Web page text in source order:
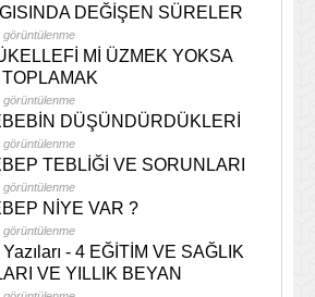
DEĞİŞEN SÜRELER
Mİ ÜZMEK YOKSA
DÜŞÜNDÜRDÜKLERİ
TEBLİĞİ VE SORUNLARI
NİYE VAR ?
- 4 EĞİTİM VE SAĞLIK
VE YILLIK BEYAN